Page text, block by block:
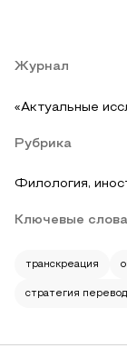
Журнал
«Актуальные
Рубрика
Филология,
Ключевые слова
транскреация
стратегия